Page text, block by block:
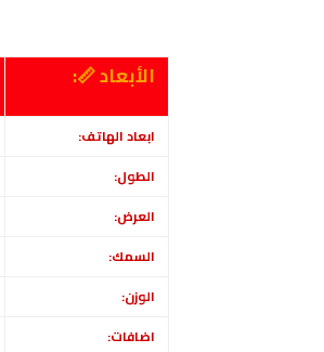
الأبعاد 📏:
ابعاد الهاتف:
الطول:
العرض:
السمك:
الوزن:
اضافات: